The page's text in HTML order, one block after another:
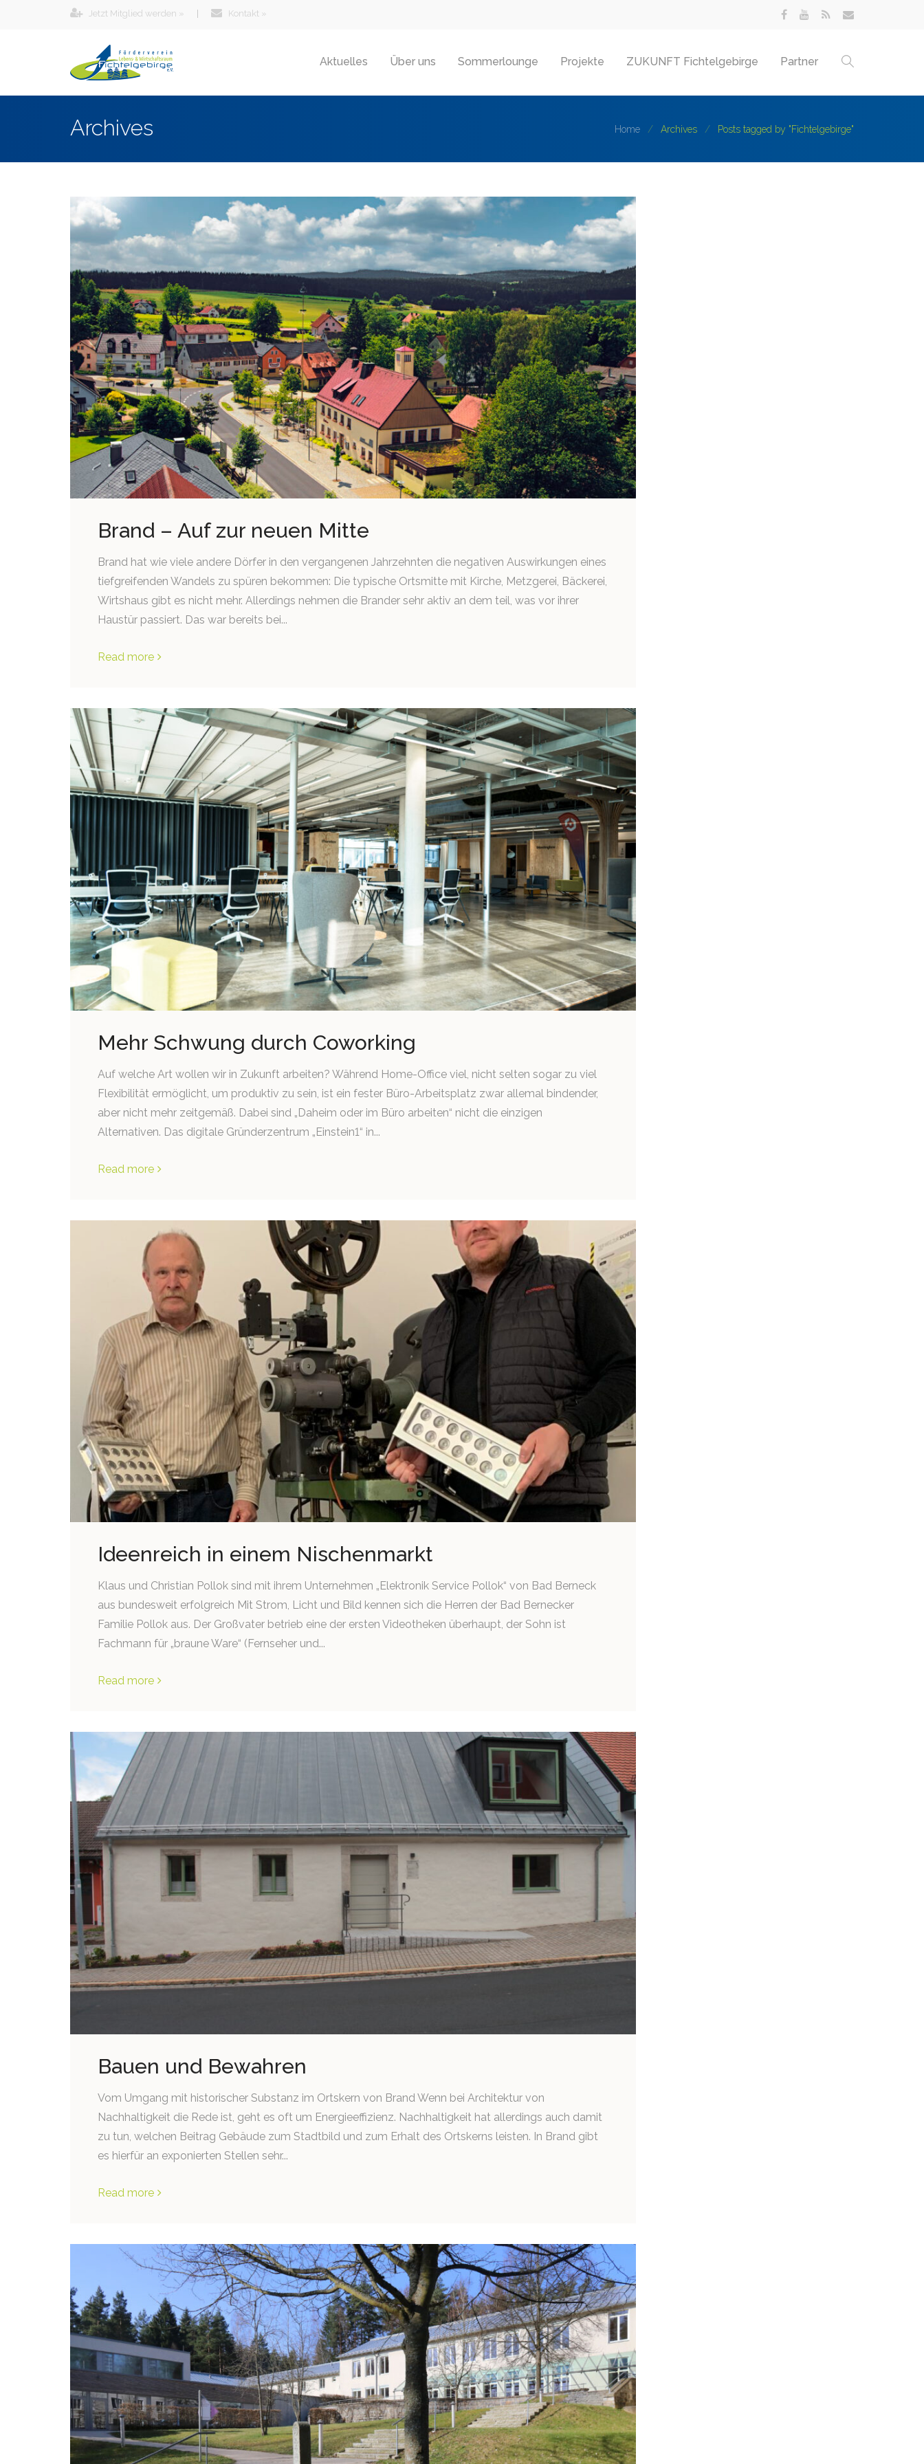
Jetzt Mitglied werden » Kontakt »
Aktuelles Über uns Sommerlounge Projekte ZUKUNFT Fichtelgebirge Partner
Archives Home Archives Posts tagged by "Fichtelgebirge"
Brand – Auf zur neuen Mitte
Brand hat wie viele andere Dörfer in den vergangenen Jahrzehnten die negativen Auswirkungen eines
tiefgreifenden Wandels zu spüren bekommen: Die typische Ortsmitte mit Kirche, Metzgerei, Bäckerei,
Wirtshaus gibt es nicht mehr. Allerdings nehmen die Brander sehr aktiv an dem teil, was vor ihrer
Haustür passiert. Das war bereits bei...
Read more
Mehr Schwung durch Coworking
Auf welche Art wollen wir in Zukunft arbeiten? Während Home-Office viel, nicht selten sogar zu viel
Flexibilität ermöglicht, um produktiv zu sein, ist ein fester Büro-Arbeitsplatz zwar allemal bindender,
aber nicht mehr zeitgemäß. Dabei sind „Daheim oder im Büro arbeiten“ nicht die einzigen
Alternativen. Das digitale Gründerzentrum „Einstein1“ in...
Read more
Ideenreich in einem Nischenmarkt
Klaus und Christian Pollok sind mit ihrem Unternehmen „Elektronik Service Pollok“ von Bad Berneck
aus bundesweit erfolgreich Mit Strom, Licht und Bild kennen sich die Herren der Bad Bernecker
Familie Pollok aus. Der Großvater betrieb eine der ersten Videotheken überhaupt, der Sohn ist
Fachmann für „braune Ware“ (Fernseher und...
Read more
Bauen und Bewahren
Vom Umgang mit historischer Substanz im Ortskern von Brand Wenn bei Architektur von
Nachhaltigkeit die Rede ist, geht es oft um Energieeffizienz. Nachhaltigkeit hat allerdings auch damit
zu tun, welchen Beitrag Gebäude zum Stadtbild und zum Erhalt des Ortskerns leisten. In Brand gibt
es hierfür an exponierten Stellen sehr...
Read more